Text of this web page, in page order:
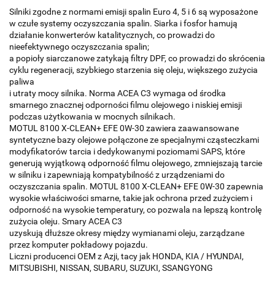
Silniki zgodne z normami emisji spalin Euro 4, 5 i 6 są wyposażone
w czułe systemy oczyszczania spalin. Siarka i fosfor hamują
działanie konwerterów katalitycznych, co prowadzi do
nieefektywnego oczyszczania spalin;
a popioły siarczanowe zatykają filtry DPF, co prowadzi do skrócenia
cyklu regeneracji, szybkiego starzenia się oleju, większego zużycia
paliwa
i utraty mocy silnika. Norma ACEA C3 wymaga od środka
smarnego znacznej odporności filmu olejowego i niskiej emisji
podczas użytkowania w mocnych silnikach.
MOTUL 8100 X-CLEAN+ EFE 0W-30 zawiera zaawansowane
syntetyczne bazy olejowe połączone ze specjalnymi cząsteczkami
modyfikatorów tarcia i dedykowanymi poziomami SAPS, które
generują wyjątkową odporność filmu olejowego, zmniejszają tarcie
w silniku i zapewniają kompatybilność z urządzeniami do
oczyszczania spalin. MOTUL 8100 X-CLEAN+ EFE 0W-30 zapewnia
wysokie właściwości smarne, takie jak ochrona przed zużyciem i
odporność na wysokie temperatury, co pozwala na lepszą kontrolę
zużycia oleju. Smary ACEA C3
uzyskują dłuższe okresy między wymianami oleju, zarządzane
przez komputer pokładowy pojazdu.
Liczni producenci OEM z Azji, tacy jak HONDA, KIA / HYUNDAI,
MITSUBISHI, NISSAN, SUBARU, SUZUKI, SSANGYONG